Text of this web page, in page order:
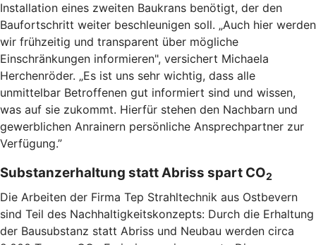
Installation eines zweiten Baukrans benötigt, der den
Baufortschritt weiter beschleunigen soll. „Auch hier werden
wir frühzeitig und transparent über mögliche
Einschränkungen informieren", versichert Michaela
Herchenröder. „Es ist uns sehr wichtig, dass alle
unmittelbar Betroffenen gut informiert sind und wissen,
was auf sie zukommt. Hierfür stehen den Nachbarn und
gewerblichen Anrainern persönliche Ansprechpartner zur
Verfügung.”
Substanzerhaltung statt Abriss spart CO2
Die Arbeiten der Firma Tep Strahltechnik aus Ostbevern
sind Teil des Nachhaltigkeitskonzepts: Durch die Erhaltung
der Bausubstanz statt Abriss und Neubau werden circa